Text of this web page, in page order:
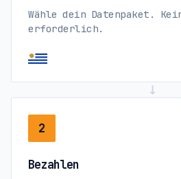
Wähle dein Datenpaket.
erforderlich.
→
2
Bezahlen